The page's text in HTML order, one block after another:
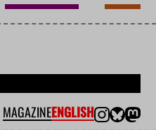
MAGAZINEENGLISH